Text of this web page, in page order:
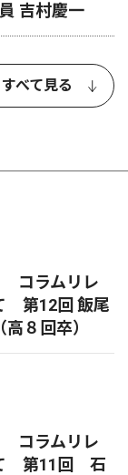
吉村慶一
すべて見る
コラムリレ
第12回 飯尾
８回卒）
コラムリレ
第11回 石